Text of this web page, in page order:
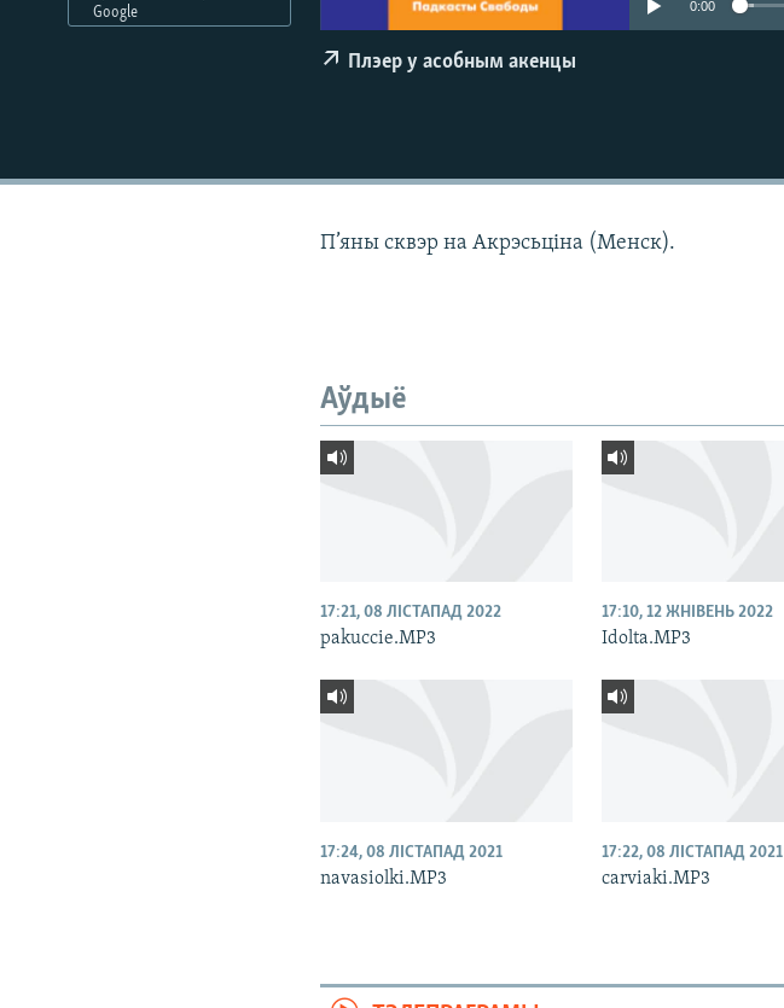
0:00
Плэер у асобным акенцы
Google
П’яны сквэр на Акрэсьціна (Менск).
Аўдыё
17:21, 08 ЛІСТАПАД 2022
pakuccie.MP3
17:10, 12 ЖНІВЕНЬ 2022
Idolta.MP3
17:24, 08 ЛІСТАПАД 2021
navasiolki.MP3
17:22, 08 ЛІСТАПАД 2021
carviaki.MP3